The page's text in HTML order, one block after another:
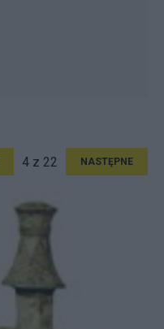
4 z 22 NASTĘPNE